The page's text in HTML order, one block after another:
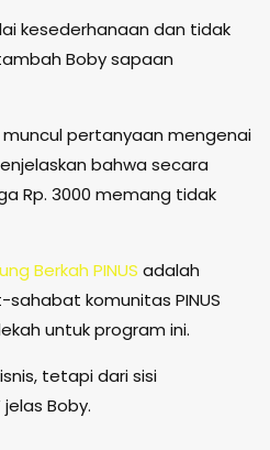
kesederhanaan dan tidak
Boby sapaan
muncul pertanyaan mengenai
bahwa secara
Rp. 3000 memang tidak
Berkah PINUS adalah
komunitas PINUS
untuk program ini.
tetapi dari sisi
Boby.